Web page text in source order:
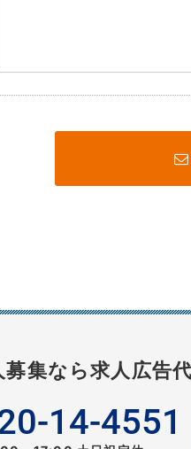
募集なら求人広告
14-4551